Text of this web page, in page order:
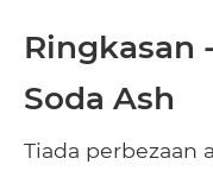
Ringkasan
Soda Ash
Tiada perbezaan